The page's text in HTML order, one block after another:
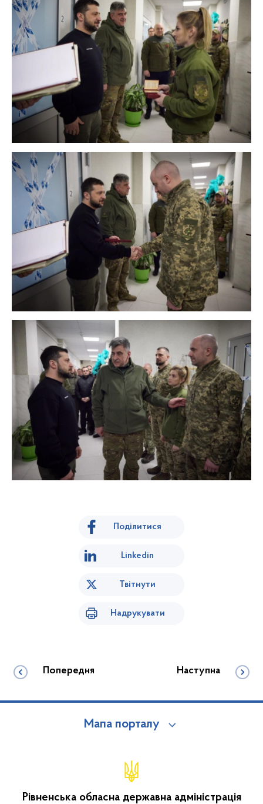
Поділитися
Linkedin
Твітнути
Надрукувати
Попередня Наступна
Мапа порталу
Рівненська обласна державна адміністрація